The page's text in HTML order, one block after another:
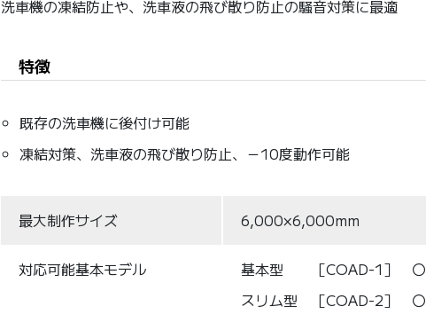
洗車機の凍結防止や、洗車液の飛び散り防止の騒音対策に最適
特徴
既存の洗車機に後付け可能
凍結対策、洗車液の飛び散り防止、－10度動作可能
最大制作サイズ 6,000×6,000mm
対応可能基本モデル
基本型 ［COAD-1］ 〇
スリム型 ［COAD-2］ 〇